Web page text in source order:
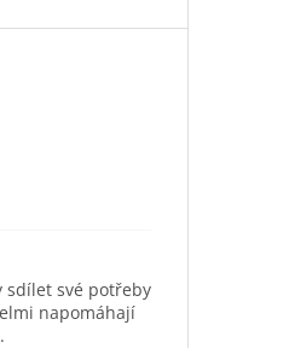
sdílet své potřeby
napomáhají